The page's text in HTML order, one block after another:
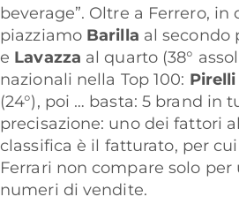
beverage”. Oltre a Ferrero, in
piazziamo Barilla al secondo
e Lavazza al quarto (38°
nazionali nella Top 100: Pirelli
(24°), poi … basta: 5 brand in
precisazione: uno dei fattori
classifica è il fatturato, per
Ferrari non compare solo
numeri di vendite.